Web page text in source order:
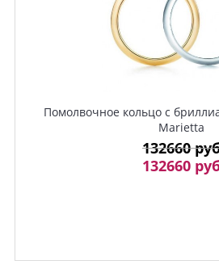
Помолвочное кольцо с
Marietta
132660
132660